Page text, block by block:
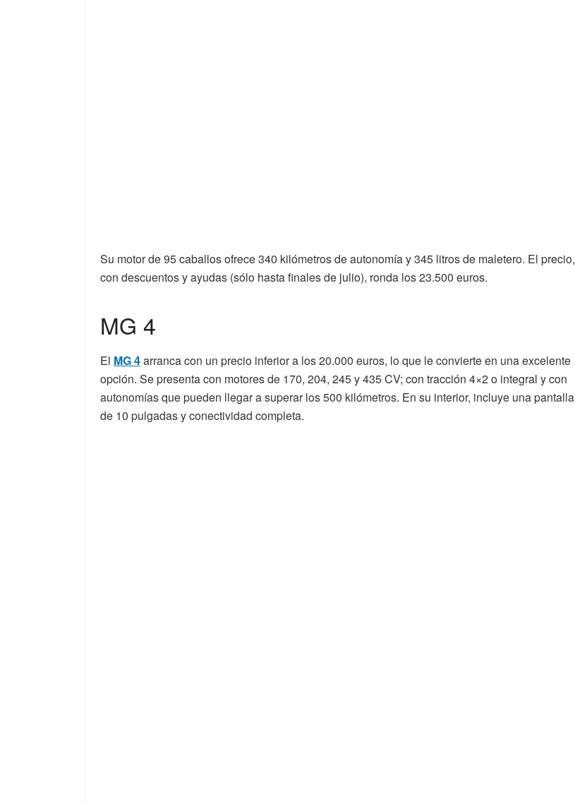
Su motor de 95 caballos ofrece 340 kilómetros de autonomía y 345 litros de maletero. El precio,
con descuentos y ayudas (sólo hasta finales de julio), ronda los 23.500 euros.
MG 4
El MG 4arranca con un precio inferior a los 20.000 euros, lo que le convierte en una excelente
opción. Se presenta con motores de 170, 204, 245 y 435 CV; con tracción 4×2 o integral y con
autonomías que pueden llegar a superar los 500 kilómetros. En su interior, incluye una pantalla
de 10 pulgadas y conectividad completa.